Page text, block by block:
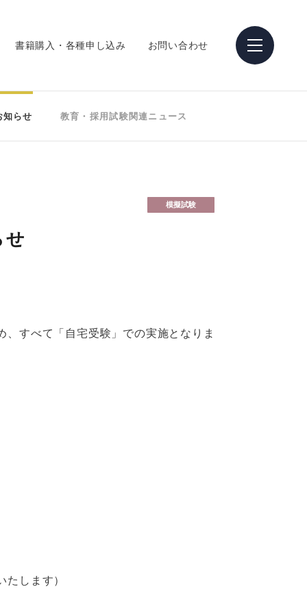
書籍購入・各種申し込み お問い合わせ
知らせ 教育・採用試験関連ニュース
模擬試験
すべて「自宅受験」での実施となりま
します）